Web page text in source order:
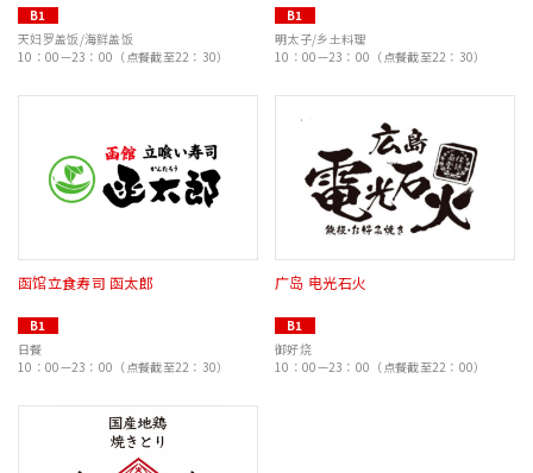
B1
天妇罗盖饭/海鲜盖饭
10：00—23：00（点餐截至22：30）
B1
明太子/乡土料理
10：00—23：00（点餐截至22：30）
函馆立食寿司 函太郎
B1
日餐
10：00—23：00（点餐截至22：30）
广岛 电光石火
B1
御好烧
10：00—23：00（点餐截至22：00）